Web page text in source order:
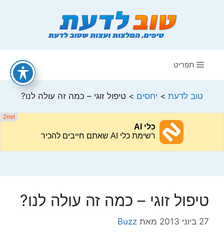
תפריט
טוב לדעת > יחסים > טיפול זוגי – כמה זה עולה לנו?
טיפול זוגי – כמה זה עולה לנו?
27 ביוני 2013 מאת Buzz